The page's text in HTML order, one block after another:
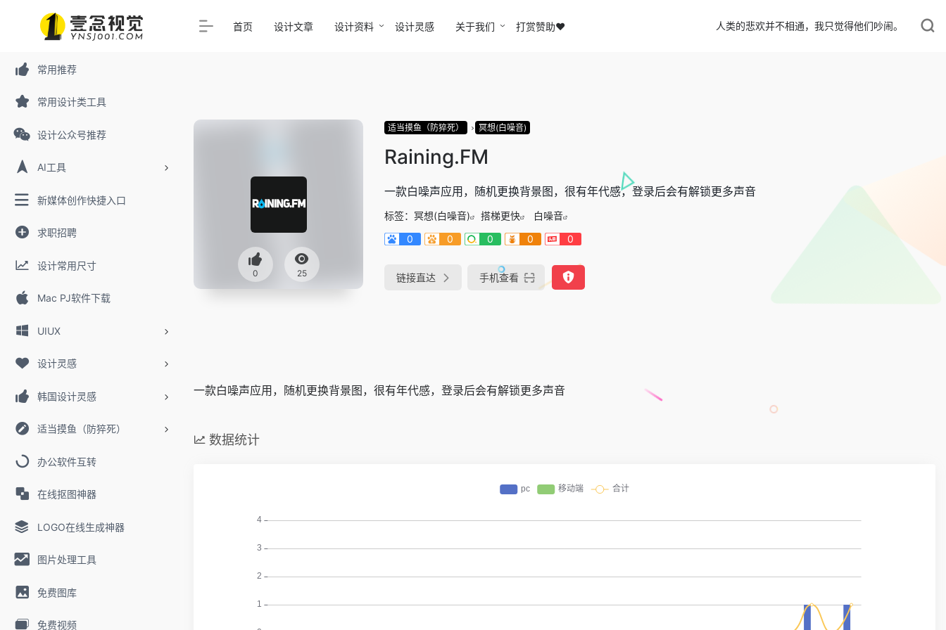
常用推荐
常用设计类工具
设计公众号推荐
AI工具
新媒体创作快捷入口
求职招聘
设计常用尺寸
Mac PJ软件下载
UIUX
设计灵感
韩国设计灵感
适当摸鱼（防猝死）
办公软件互转
在线抠图神器
LOGO在线生成神器
图片处理工具
免费图库
免费视频
首页 设计文章 设计资料 设计灵感 关于我们 打赏赞助❤️ 人类的悲欢并不相通，我只觉得他们吵闹。
0 25
适当摸鱼（防猝死） 冥想(白噪音)
Raining.FM
一款白噪声应用，随机更换背景图，很有年代感，登录后会有解锁更多声音
标签： 冥想(白噪音) 搭梯更快
白噪音
0
0 0 0 0
链接直达 手机查看
一款白噪声应用，随机更换背景图，很有年代感，登录后会有解锁更多声音
数据统计